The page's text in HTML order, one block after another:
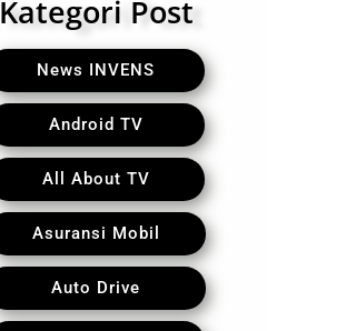
Kategori Post
News INVENS
Android TV
All About TV
Asuransi Mobil
Auto Drive